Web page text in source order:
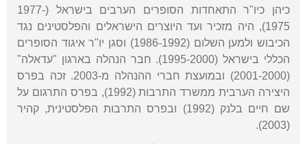
כיהן כיו"ר התאחדות הסופרים הערבים בישראל (1977-
1975), היה מזכיר ועד היוצרים הישראלים והפלסטינים נגד
הכיבוש ולמען השלום (1986-1992) וסגן יו"ר איגוד הסופרים
הכללי בישראל (1995-2000). חבר הנהלה בארגון "עדאלה"
(2001-2000) ובמועצת חברי ההנהלה מ-2003. זכה בפרס
היצירה הערבית ממשרד התרבות (1992), בפרס התרגום על
שם חיים בלנק (1992) ובפרס התרבות הפלסטינית, קהיר
(2003).